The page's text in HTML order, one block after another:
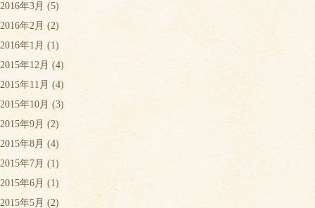
2016年3月 (5)
2016年2月 (2)
2016年1月 (1)
2015年12月 (4)
2015年11月 (4)
2015年10月 (3)
2015年9月(2)
2015年8月 (4)
2015年7月 (1)
2015年6月(1)
2015年5月 (2)